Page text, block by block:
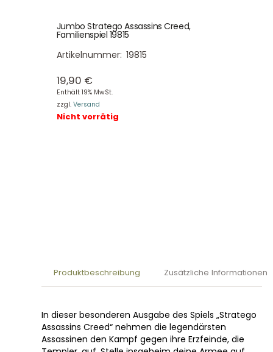
Jumbo Stratego Assassins Creed,
Familienspiel 19815
Artikelnummer: 19815
19,90 €
Enthält 19% MwSt.
zzgl. Versand
Nicht vorrätig
Produktbeschreibung Zusätzliche Informationen
In dieser besonderen Ausgabe des Spiels „Stratego
Assassins Creed“ nehmen die legendärsten
Assassinen den Kampf gegen ihre Erzfeinde, die